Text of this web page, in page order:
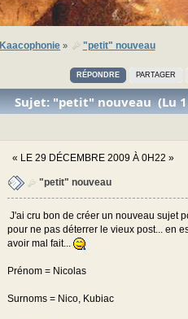
Kaacophonie » "petit" nouveau
RÉPONDRE PARTAGER
Sujet: "petit" nouveau (Lu
« LE 29 DÉCEMBRE 2009 À 0H22 »
"petit" nouveau
J'ai cru bon de créer un nouveau sujet
pour ne pas déterrer le vieux post... en
avoir mal fait...
Prénom = Nicolas
Surnoms = Nico, Kubiac